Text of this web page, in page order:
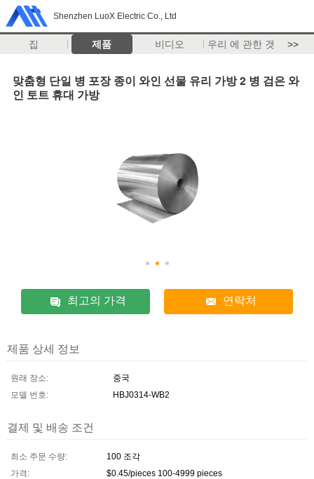
Shenzhen LuoX Electric Co., Ltd
집 제품 비디오 우리 에 관한 것 >>
맞춤형 단일 병 포장 종이 와인 선물 유리 가방 2 병 검은 와
인 토트 휴대 가방
최고의 가격 연락처
제품 상세 정보
원래 장소:
중국
모델 번호:
HBJ0314-WB2
결제 및 배송 조건
최소 주문 수량:
100 조각
가격:
$0.45/pieces 100-4999 pieces